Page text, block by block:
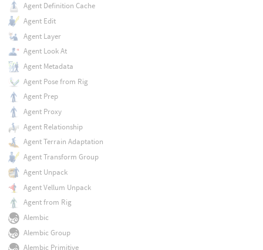
Agent Definition Cache
Agent Edit
Agent Layer
Agent Look At
Agent Metadata
Agent Pose from Rig
Agent Prep
Agent Proxy
Agent Relationship
Agent Terrain Adaptation
Agent Transform Group
Agent Unpack
Agent Vellum Unpack
Agent from Rig
Alembic
Alembic Group
Alembic Primitive